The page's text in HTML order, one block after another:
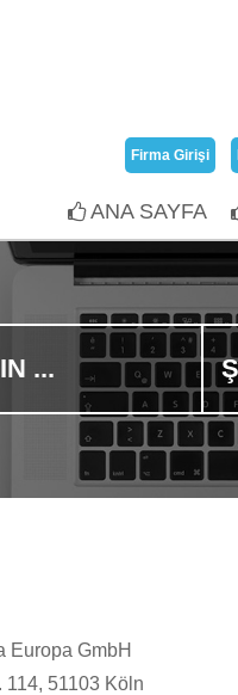
Firma Girişi
ANA SAYFA
Europa GmbH
114, 51103 Köln